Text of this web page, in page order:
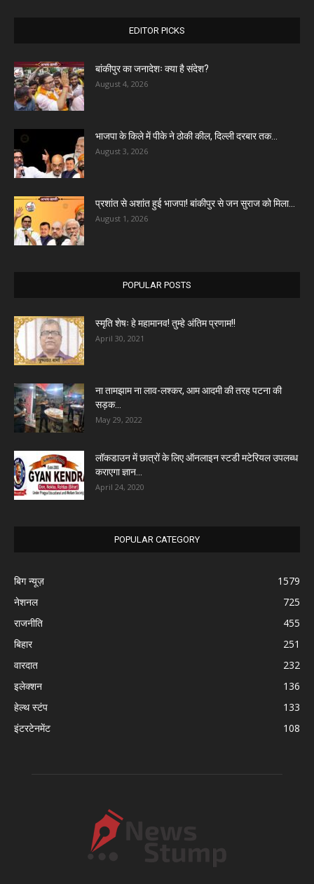
EDITOR PICKS
बांकीपुर का जनादेशः क्या है संदेश?
August 4, 2026
भाजपा के किले में पीके ने ठोकी कील, दिल्ली दरबार तक...
August 3, 2026
प्रशांत से अशांत हुई भाजपा! बांकीपुर से जन सुराज को मिला...
August 1, 2026
POPULAR POSTS
स्मृति शेषः हे महामानव! तुम्हे अंतिम प्रणाम!!
April 30, 2021
ना तामझाम ना लाव-लश्कर, आम आदमी की तरह पटना की
सड़क...
May 29, 2022
लॉकडाउन में छात्रों के लिए ऑनलाइन स्टडी मटेरियल उपलब्ध
कराएगा ज्ञान...
April 24, 2020
POPULAR CATEGORY
बिग न्यूज़
1579
नेशनल
725
राजनीति
455
बिहार
251
वारदात
232
इलेक्शन
136
हेल्थ स्टंप
133
इंटरटेनमेंट
108